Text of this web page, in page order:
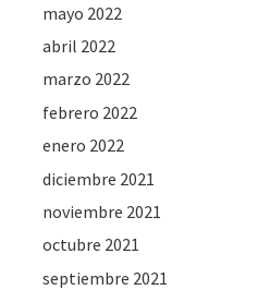
mayo 2022
abril 2022
marzo 2022
febrero 2022
enero 2022
diciembre 2021
noviembre 2021
octubre 2021
septiembre 2021